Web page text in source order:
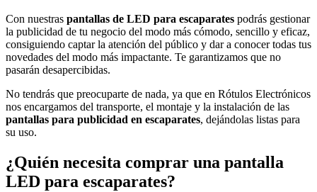
Con nuestras pantallas de LED para escaparates podrás gestionar
la publicidad de tu negocio del modo más cómodo, sencillo y eficaz,
consiguiendo captar la atención del público y dar a conocer todas tus
novedades del modo más impactante. Te garantizamos que no
pasarán desapercibidas.
No tendrás que preocuparte de nada, ya que en Rótulos Electrónicos
nos encargamos del transporte, el montaje y la instalación de las
pantallas para publicidad en escaparates, dejándolas listas para
su uso.
¿Quién necesita comprar una pantalla
LED para escaparates?